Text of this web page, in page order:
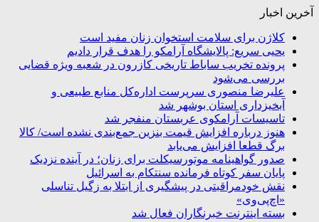
آخرین اخبار
کلاژن برای سلامت استخوان زنان مفید است
یحیی سریع: پالایشگاه آرامکو را هدف قرار دادیم
پرونده تخریب ساباط تاریخی کازرون در شعبه ویژه قضایی
بررسی می‌شود
علیرضا منصوری سرپرست اداره‌کل منابع طبیعی و
آبخیزداری استان بوشهر شد
تاسیسات آرامکوی عربستان منفجر شد
هنوز درباره افزایش قیمت بنزین جمع‌بندی نشده است/ کالا
برگ قطعا افزایش می‌یابد
صدور گواهینامه موتورسیکلت برای زنان؛ در آینده نزدیک
پایان سفر کوتاه فرمانده سنتکام به اسرائیل
نقش خودمراقبتی در پیشگیری از ابتلا به زگیل تناسلی
«اچ‌پی‌وی»
بسته اینترنت خبرنگاران فعال شد